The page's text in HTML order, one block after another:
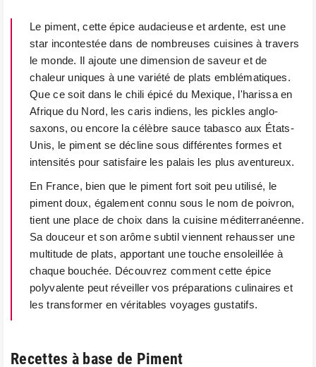
Le piment, cette épice audacieuse et ardente, est une
star incontestée dans de nombreuses cuisines à travers
le monde. Il ajoute une dimension de saveur et de
chaleur uniques à une variété de plats emblématiques.
Que ce soit dans le chili épicé du Mexique, l'harissa en
Afrique du Nord, les caris indiens, les pickles anglo-
saxons, ou encore la célèbre sauce tabasco aux États-
Unis, le piment se décline sous différentes formes et
intensités pour satisfaire les palais les plus aventureux.
En France, bien que le piment fort soit peu utilisé, le
piment doux, également connu sous le nom de poivron,
tient une place de choix dans la cuisine méditerranéenne.
Sa douceur et son arôme subtil viennent rehausser une
multitude de plats, apportant une touche ensoleillée à
chaque bouchée. Découvrez comment cette épice
polyvalente peut réveiller vos préparations culinaires et
les transformer en véritables voyages gustatifs.
Recettes à base de Piment